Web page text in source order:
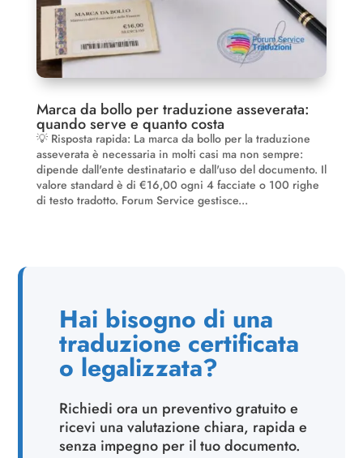
Marca da bollo per traduzione asseverata:
quando serve e quanto costa
💡 Risposta rapida: La marca da bollo per la traduzione
asseverata è necessaria in molti casi ma non sempre:
dipende dall'ente destinatario e dall'uso del documento. Il
valore standard è di €16,00 ogni 4 facciate o 100 righe
di testo tradotto. Forum Service gestisce...
Hai bisogno di una
traduzione certificata
o legalizzata?
Richiedi ora un preventivo gratuito e
ricevi una valutazione chiara, rapida e
senza impegno per il tuo documento.